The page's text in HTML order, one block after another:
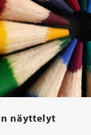
näyttelyt